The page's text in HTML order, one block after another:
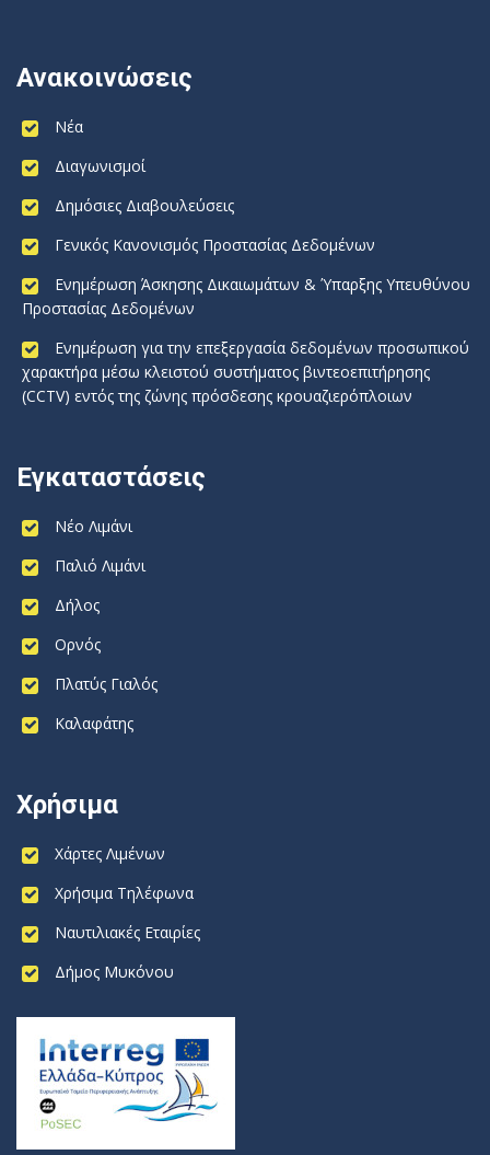
Ανακοινώσεις
Νέα
Διαγωνισμοί
Δημόσιες Διαβουλεύσεις
Γενικός Κανονισμός Προστασίας Δεδομένων
Ενημέρωση Άσκησης Δικαιωμάτων & Ύπαρξης Υπευθύνου
Προστασίας Δεδομένων
Ενημέρωση για την επεξεργασία δεδομένων προσωπικού
χαρακτήρα μέσω κλειστού συστήματος βιντεοεπιτήρησης
(CCTV) εντός της ζώνης πρόσδεσης κρουαζιερόπλοιων
Εγκαταστάσεις
Νέο Λιμάνι
Παλιό Λιμάνι
Δήλος
Ορνός
Πλατύς Γιαλός
Καλαφάτης
Χρήσιμα
Χάρτες Λιμένων
Χρήσιμα Τηλέφωνα
Ναυτιλιακές Εταιρίες
Δήμος Μυκόνου